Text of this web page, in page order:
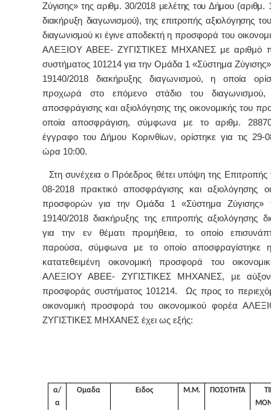
Ζύγισης» της αριθμ. 30/2018 μελέτης του Δήμου (αριθμ.
διακήρυξη διαγωνισμού), της επιτροπής αξιολόγησης
διαγωνισμού κι έγινε αποδεκτή η προσφορά του
ΑΛΕΞΙΟΥ ΑΒΕΕ- ΖΥΓΙΣΤΙΚΕΣ ΜΗΧΑΝΕΣ με αριθμό
συστήματος 101214 για την Ομάδα 1 «Σύστημα
19140/2018 διακήρυξης διαγωνισμού, η οποία
προχωρά στο επόμενο στάδιο του
αποσφράγισης και αξιολόγησης της οικονομικής του
οποία αποσφράγιση, σύμφωνα με το αριθμ.
έγγραφο του Δήμου Κορινθίων, ορίστηκε για τις 29-
ώρα 10:00.
Στη συνέχεια ο Πρόεδρος θέτει υπόψη της
08-2018 πρακτικό αποσφράγισης και αξιολόγησης
προσφορών για την Ομάδα 1 «Σύστημα Ζύγισης»
19140/2018 διακήρυξης της επιτροπής αξιολόγησης
για την εν θέματι προμήθεια, το οποίο
παρούσα, σύμφωνα με το οποίο αποσφραγίστηκε η
κατατεθειμένη οικονομική προσφορά του
ΑΛΕΞΙΟΥ ΑΒΕΕ- ΖΥΓΙΣΤΙΚΕΣ ΜΗΧΑΝΕΣ, με
προσφοράς συστήματος 101214. Ως προς το
οικονομική προσφορά του οικονομικού φορέα
ΖΥΓΙΣΤΙΚΕΣ ΜΗΧΑΝΕΣ έχει ως εξής:
α/
α
Ομαδα Ειδος Μ.Μ. ΠΟΣΟΤΗΤΑ